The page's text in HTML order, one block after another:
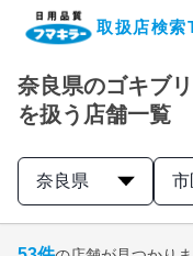
取扱店検索
企業・IR情報
製品情報サイ
奈良県のゴキブ
を扱う店舗一覧
奈良県 市